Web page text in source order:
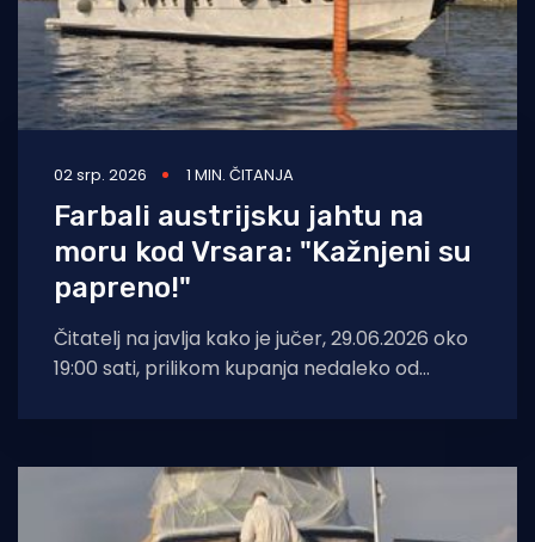
02 srp. 2026 1 MIN. ČITANJA
Farbali austrijsku jahtu na
moru kod Vrsara: "Kažnjeni su
papreno!"
Čitatelj na javlja kako je jučer, 29.06.2026 oko
19:00 sati, prilikom kupanja nedaleko od